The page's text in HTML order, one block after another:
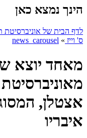
הינך נמצא כאן
לדף הבית של אוניברסיטת
ס' וייז »
news_carousel
מאחד יוצא
אצטלן,
איבריו